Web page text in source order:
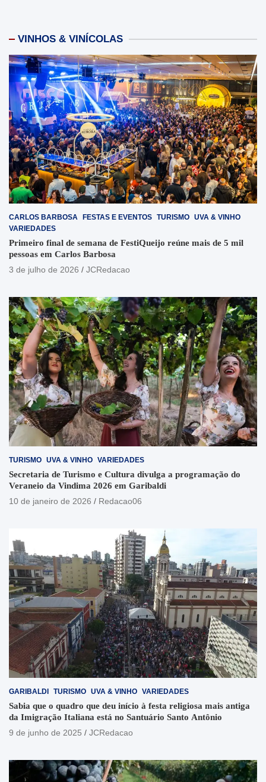
VINHOS & VINÍCOLAS
CARLOS BARBOSA FESTAS E EVENTOS TURISMO UVA & VINHO
VARIEDADES
Primeiro final de semana de FestiQueijo reúne mais de 5 mil
pessoas em Carlos Barbosa
3 de julho de 2026
JCRedacao
TURISMO UVA & VINHO VARIEDADES
Secretaria de Turismo e Cultura divulga a programação do
Veraneio da Vindima 2026 em Garibaldi
10 de janeiro de 2026
Redacao06
GARIBALDI TURISMO UVA & VINHO VARIEDADES
Sabia que o quadro que deu início à festa religiosa mais antiga
da Imigração Italiana está no Santuário Santo Antônio
9 de junho de 2025
JCRedacao